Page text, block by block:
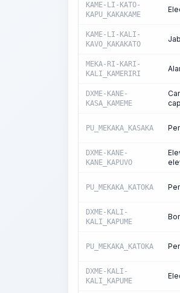
KAME-LI-KATO-
KAPU_KAKAKAME
KAME-LI-KALI-
KAVO_KAKAKATO
MEKA-RI-KARI-
KALI_KAMERIRI
DXME-KANE-
KASA_KAMEME
PU_MEKAKA_KASAKA
DXME-KANE-
KANE_KAPUVO
PU_MEKAKA_KATOKA
DXME-KALI-
KALI_KAPUME
PU_MEKAKA_KATOKA
DXME-KALI-
KALI_KAPUME